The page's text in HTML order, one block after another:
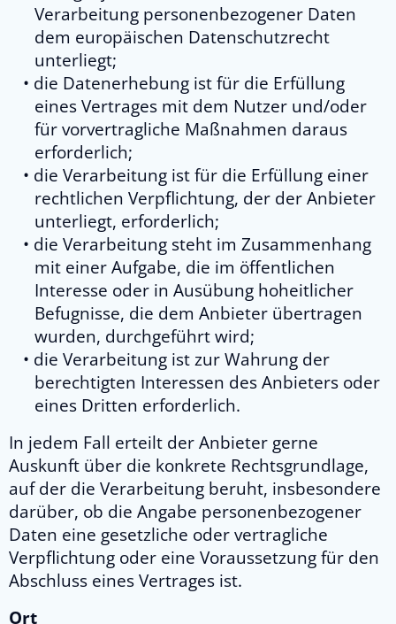
Verarbeitung personenbezogener Daten
dem europäischen Datenschutzrecht
unterliegt;
die Datenerhebung ist für die Erfüllung
eines Vertrages mit dem Nutzer und/oder
für vorvertragliche Maßnahmen daraus
erforderlich;
die Verarbeitung ist für die Erfüllung einer
rechtlichen Verpflichtung, der der Anbieter
unterliegt, erforderlich;
die Verarbeitung steht im Zusammenhang
mit einer Aufgabe, die im öffentlichen
Interesse oder in Ausübung hoheitlicher
Befugnisse, die dem Anbieter übertragen
wurden, durchgeführt wird;
die Verarbeitung ist zur Wahrung der
berechtigten Interessen des Anbieters oder
eines Dritten erforderlich.
In jedem Fall erteilt der Anbieter gerne
Auskunft über die konkrete Rechtsgrundlage,
auf der die Verarbeitung beruht, insbesondere
darüber, ob die Angabe personenbezogener
Daten eine gesetzliche oder vertragliche
Verpflichtung oder eine Voraussetzung für den
Abschluss eines Vertrages ist.
Ort